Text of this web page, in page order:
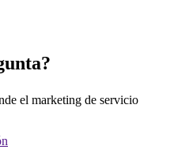
el marketing de servicio